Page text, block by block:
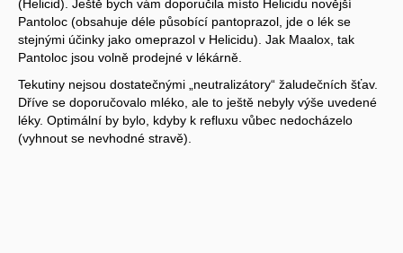
(Helicid). Ještě bych vám doporučila místo Helicidu novější
Pantoloc (obsahuje déle působící pantoprazol, jde o lék se
stejnými účinky jako omeprazol v Helicidu). Jak Maalox, tak
Pantoloc jsou volně prodejné v lékárně.
Tekutiny nejsou dostatečnými „neutralizátory“ žaludečních šťav.
Dříve se doporučovalo mléko, ale to ještě nebyly výše uvedené
léky. Optimální by bylo, kdyby k refluxu vůbec nedocházelo
(vyhnout se nevhodné stravě).